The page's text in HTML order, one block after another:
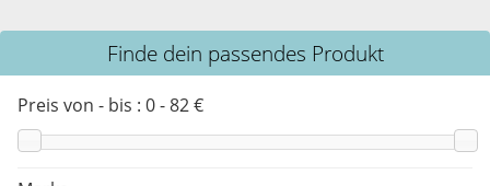
Finde dein passendes Produkt
Preis von - bis : 0-82€